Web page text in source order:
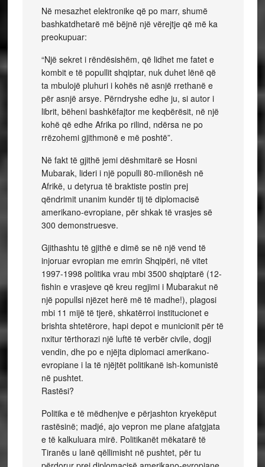
Në mesazhet elektronike që po marr, shumë
bashkatdhetarë më bëjnë një vërejtje që më ka
preokupuar:
“Një sekret i rëndësishëm, që lidhet me fatet e
kombit e të popullit shqiptar, nuk duhet lënë që
ta mbulojë pluhuri i kohës në asnjë rrethanë e
për asnjë arsye. Përndryshe edhe ju, si autor i
librit, bëheni bashkëfajtor me keqbërësit, në një
kohë që edhe Afrika po rilind, ndërsa ne po
rrëzohemi gjithmonë e më poshtë”.
Në fakt të gjithë jemi dëshmitarë se Hosni
Mubarak, lideri i një populli 80-milionësh në
Afrikë, u detyrua të braktiste postin prej
qëndrimit unanim kundër tij të diplomacisë
amerikano-evropiane, për shkak të vrasjes së
300 demonstruesve.
Gjithashtu të gjithë e dimë se në një vend të
injoruar evropian me emrin Shqipëri, në vitet
1997-1998 politika vrau mbi 3500 shqiptarë (12-
fishin e vrasjeve që kreu regjimi i Mubarakut në
një popullsi njëzet herë më të madhe!), plagosi
mbi 11 mijë të tjerë, shkatërroi institucionet e
brishta shtetërore, hapi depot e municionit për të
nxitur tërthorazi një luftë të verbër civile, dogji
vendin, dhe po e njëjta diplomaci amerikano-
evropiane i la të njëjtët politikanë ish-komunistë
në pushtet.
Rastësi?
Politika e të mëdhenjve e përjashton kryekëput
rastësinë; madjé, ajo vepron me plane afatgjata
e të kalkuluara mirë. Politikanët mëkatarë të
Tiranës u lanë qëllimisht në pushtet, për tu